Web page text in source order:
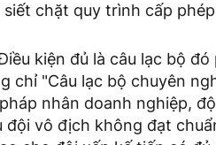
chặt quy trình cấp
kiện đủ là câu lạc bộ đó
chỉ "Câu lạc bộ chuyên
nhân doanh nghiệp,
vô địch không đạt